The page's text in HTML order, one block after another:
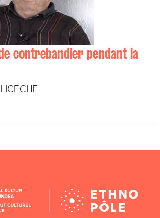
contrebandier pendant la